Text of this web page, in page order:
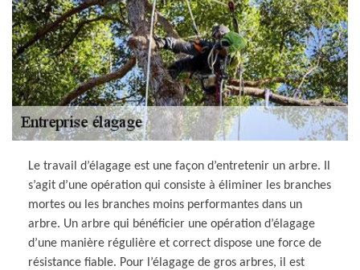
Le travail d’élagage est une façon d’entretenir un arbre. Il
s’agit d’une opération qui consiste à éliminer les branches
mortes ou les branches moins performantes dans un
arbre. Un arbre qui bénéficier une opération d’élagage
d’une manière régulière et correct dispose une force de
résistance fiable. Pour l’élagage de gros arbres, il est